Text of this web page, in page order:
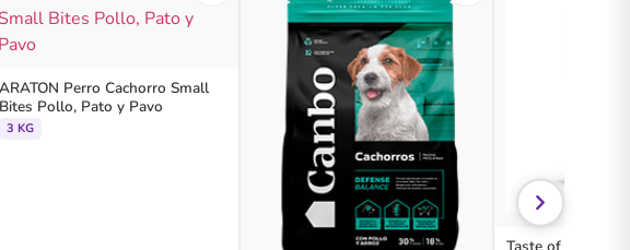
ARATON Perro Cachorro Small
Bites Pollo, Pato y Pavo
3 KG